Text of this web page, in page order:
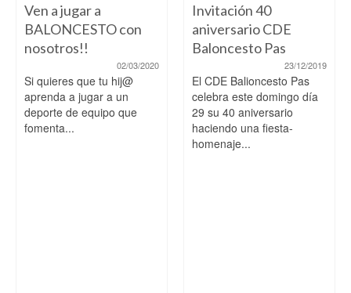
Ven a jugar a
BALONCESTO con
nosotros!!
02/03/2020
Si quieres que tu hij@
aprenda a jugar a un
deporte de equipo que
fomenta...
Invitación 40
aniversario CDE
Baloncesto Pas
23/12/2019
El CDE Balioncesto Pas
celebra este domingo día
29 su 40 aniversario
haciendo una fiesta-
homenaje...